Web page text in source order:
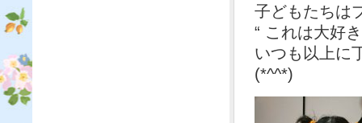
子どもたちは
“ これは大好
いつも以上に
(*^^*)